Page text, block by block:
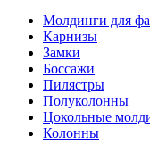
Молдинги для
Карнизы
Замки
Боссажи
Пилястры
Полуколонны
Цокольные
Колонны